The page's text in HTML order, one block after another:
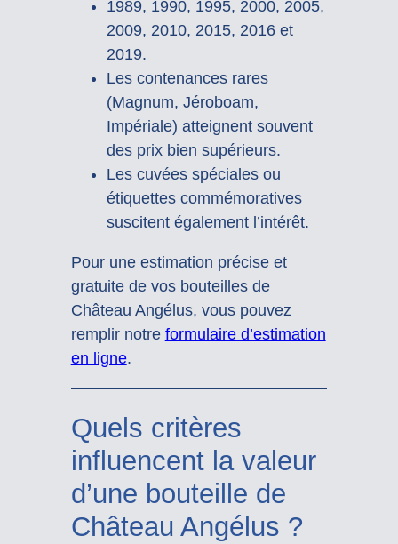
1989, 1990, 1995, 2000, 2005,
2009, 2010, 2015, 2016 et
2019.
Les contenances rares
(Magnum, Jéroboam,
Impériale) atteignent souvent
des prix bien supérieurs.
Les cuvées spéciales ou
étiquettes commémoratives
suscitent également l’intérêt.
Pour une estimation précise et
gratuite de vos bouteilles de
Château Angélus, vous pouvez
remplir notre formulaire d’estimation
en ligne.
Quels critères
influencent la valeur
d’une bouteille de
Château Angélus ?